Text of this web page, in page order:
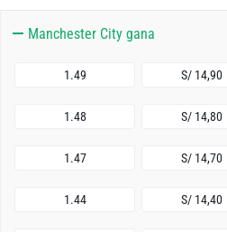
Manchester City gana
1.49 S/ 14,90
1.48 S/ 14,80
1.47 S/ 14,70
1.44 S/ 14,40